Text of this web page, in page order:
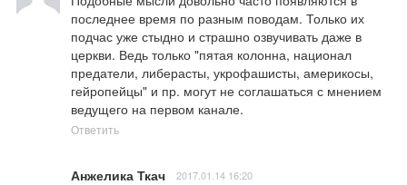
последнее время по разным поводам. Только их
подчас уже стыдно и страшно озвучивать даже в
церкви. Ведь только "пятая колонна, национал
предатели, либерасты, укрофашисты, америкосы,
гейропейцы" и пр. могут не соглашаться с мнением
ведущего на первом канале.
Ответить
Анжелика Ткач 2017.01.14 16:20